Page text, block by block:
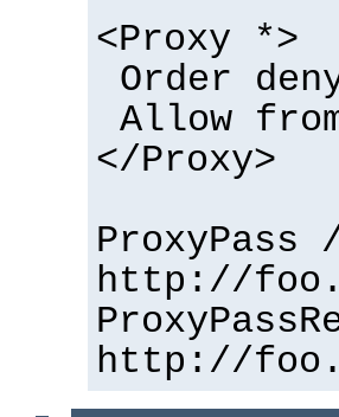
<Proxy *>
Order
Allow
</Proxy>
ProxyPass
http://
http://